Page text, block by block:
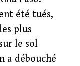
été tués,
plus
le sol
a débouché